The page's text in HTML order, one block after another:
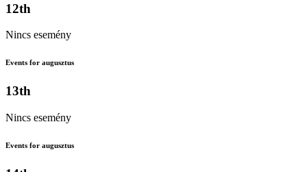
12th
Nincs esemény
Events for augusztus
13th
Nincs esemény
Events for augusztus